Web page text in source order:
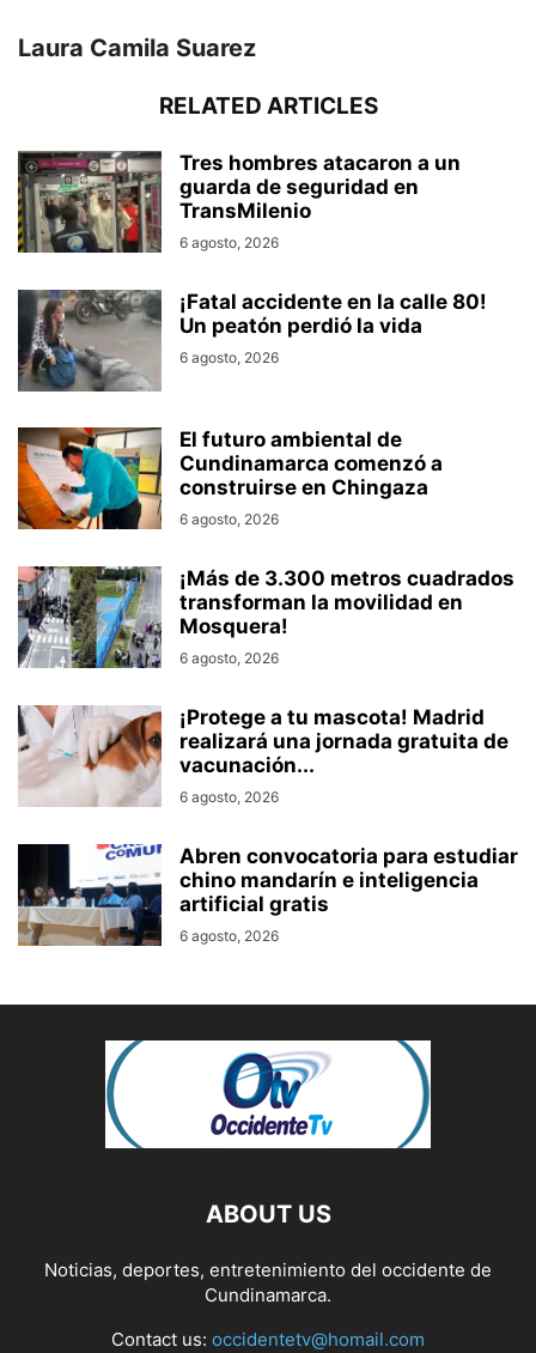
Laura Camila Suarez
RELATED ARTICLES
Tres hombres atacaron a un
guarda de seguridad en
TransMilenio
6 agosto, 2026
¡Fatal accidente en la calle 80!
Un peatón perdió la vida
6 agosto, 2026
El futuro ambiental de
Cundinamarca comenzó a
construirse en Chingaza
6 agosto, 2026
¡Más de 3.300 metros cuadrados
transforman la movilidad en
Mosquera!
6 agosto, 2026
¡Protege a tu mascota! Madrid
realizará una jornada gratuita de
vacunación...
6 agosto, 2026
Abren convocatoria para estudiar
chino mandarín e inteligencia
artificial gratis
6 agosto, 2026
ABOUT US
Noticias, deportes, entretenimiento del occidente de
Cundinamarca.
Contact us: occidentetv@homail.com